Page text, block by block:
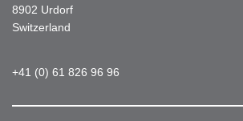
8902 Urdorf
Switzerland
+41 (0) 61 826 96 96